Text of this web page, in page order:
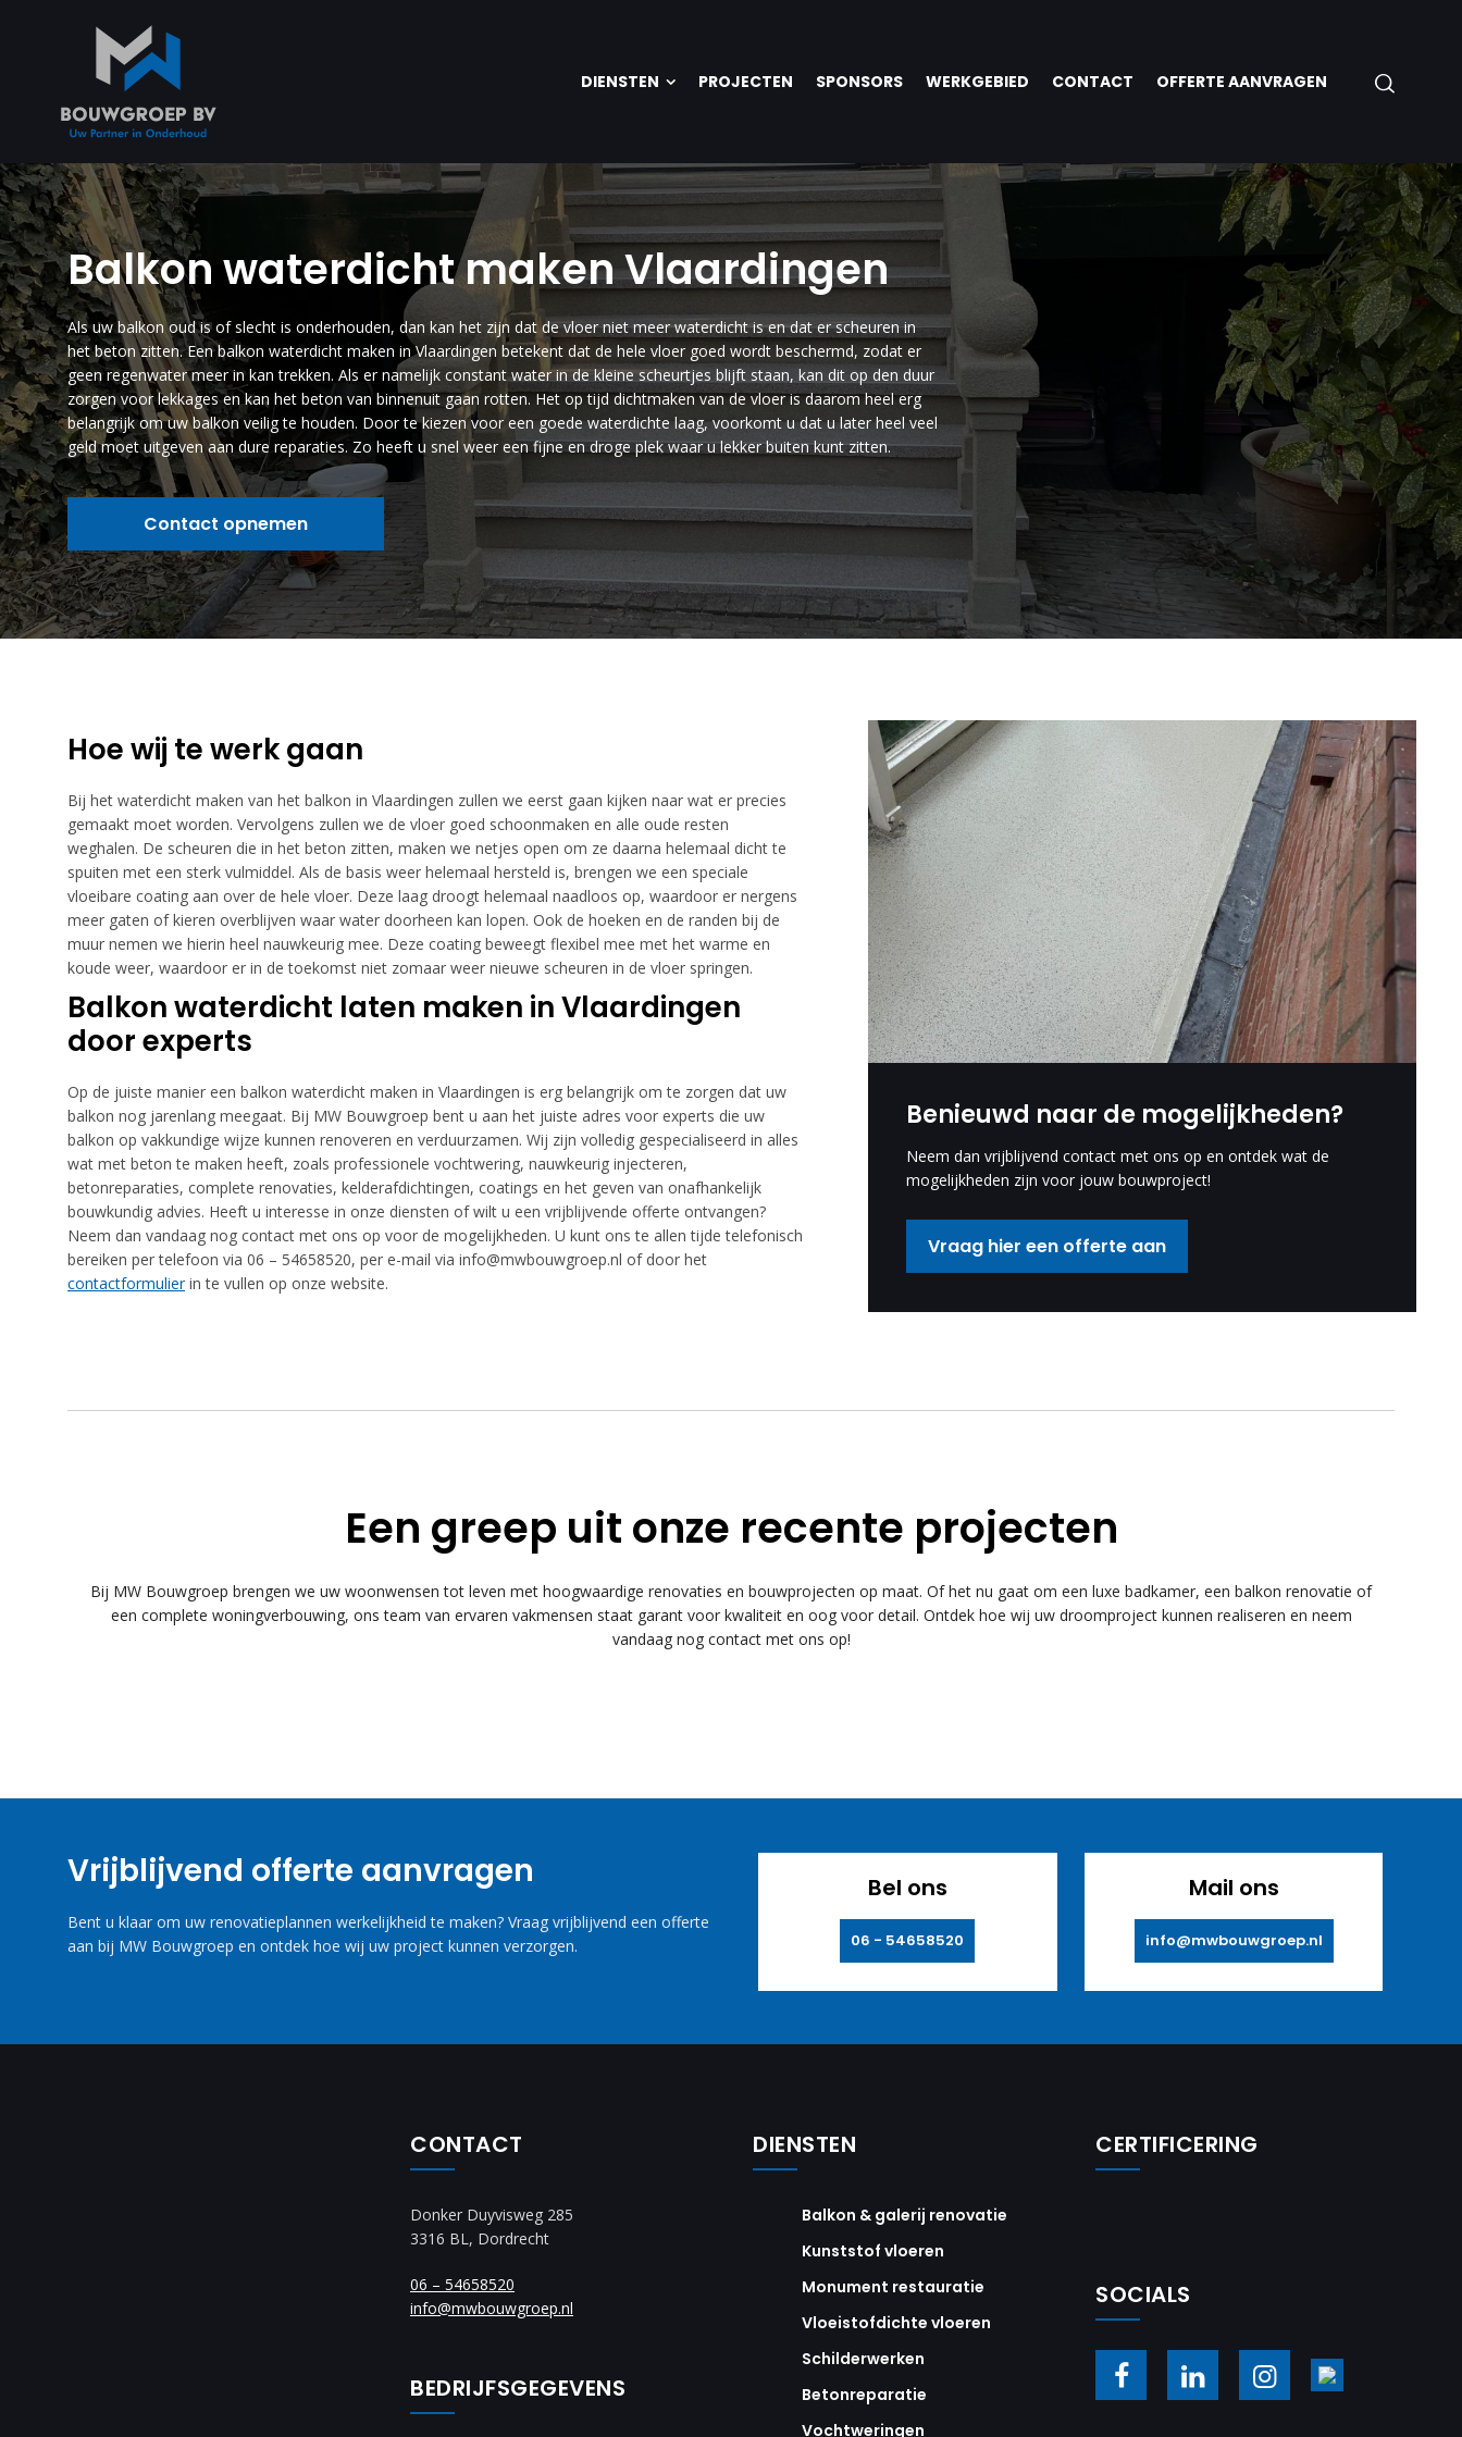
DIENSTEN PROJECTEN SPONSORS WERKGEBIED CONTACT OFFERTE AANVRAGEN
Balkon waterdicht maken Vlaardingen
Als uw balkon oud is of slecht is onderhouden, dan kan het zijn dat de vloer niet meer waterdicht is en dat er scheuren in
het beton zitten. Een balkon waterdicht maken in Vlaardingen betekent dat de hele vloer goed wordt beschermd, zodat er
geen regenwater meer in kan trekken. Als er namelijk constant water in de kleine scheurtjes blijft staan, kan dit op den duur
zorgen voor lekkages en kan het beton van binnenuit gaan rotten. Het op tijd dichtmaken van de vloer is daarom heel erg
belangrijk om uw balkon veilig te houden. Door te kiezen voor een goede waterdichte laag, voorkomt u dat u later heel veel
geld moet uitgeven aan dure reparaties. Zo heeft u snel weer een fijne en droge plek waar u lekker buiten kunt zitten.
Contact opnemen
Hoe wij te werk gaan
Bij het waterdicht maken van het balkon in Vlaardingen zullen we eerst gaan kijken naar wat er precies
gemaakt moet worden. Vervolgens zullen we de vloer goed schoonmaken en alle oude resten
weghalen. De scheuren die in het beton zitten, maken we netjes open om ze daarna helemaal dicht te
spuiten met een sterk vulmiddel. Als de basis weer helemaal hersteld is, brengen we een speciale
vloeibare coating aan over de hele vloer. Deze laag droogt helemaal naadloos op, waardoor er nergens
meer gaten of kieren overblijven waar water doorheen kan lopen. Ook de hoeken en de randen bij de
muur nemen we hierin heel nauwkeurig mee. Deze coating beweegt flexibel mee met het warme en
koude weer, waardoor er in de toekomst niet zomaar weer nieuwe scheuren in de vloer springen.
Balkon waterdicht laten maken in Vlaardingen
door experts
Op de juiste manier een balkon waterdicht maken in Vlaardingen is erg belangrijk om te zorgen dat uw
balkon nog jarenlang meegaat. Bij MW Bouwgroep bent u aan het juiste adres voor experts die uw
balkon op vakkundige wijze kunnen renoveren en verduurzamen. Wij zijn volledig gespecialiseerd in alles
wat met beton te maken heeft, zoals professionele vochtwering, nauwkeurig injecteren,
betonreparaties, complete renovaties, kelderafdichtingen, coatings en het geven van onafhankelijk
bouwkundig advies. Heeft u interesse in onze diensten of wilt u een vrijblijvende offerte ontvangen?
Neem dan vandaag nog contact met ons op voor de mogelijkheden. U kunt ons te allen tijde telefonisch
bereiken per telefoon via 06 – 54658520, per e-mail via info@mwbouwgroep.nl of door het
contactformulierin te vullen op onze website.
Benieuwd naar de mogelijkheden?
Neem dan vrijblijvend contact met ons op en ontdek wat de
mogelijkheden zijn voor jouw bouwproject!
Vraag hier een offerte aan
Een greep uit onze recente projecten
Bij MW Bouwgroep brengen we uw woonwensen tot leven met hoogwaardige renovaties en bouwprojecten op maat. Of het nu gaat om een luxe badkamer, een balkon renovatie of
een complete woningverbouwing, ons team van ervaren vakmensen staat garant voor kwaliteit en oog voor detail. Ontdek hoe wij uw droomproject kunnen realiseren en neem
vandaag nog contact met ons op!
Vrijblijvend offerte aanvragen
Bent u klaar om uw renovatieplannen werkelijkheid te maken? Vraag vrijblijvend een offerte
aan bij MW Bouwgroep en ontdek hoe wij uw project kunnen verzorgen.
Bel ons
06 - 54658520
Mail ons
info@mwbouwgroep.nl
CONTACT
Donker Duyvisweg 285
3316 BL, Dordrecht
06 – 54658520
info@mwbouwgroep.nl
BEDRIJFSGEGEVENS
DIENSTEN
Balkon & galerij renovatie
Kunststof vloeren
Monument restauratie
Vloeistofdichte vloeren
Schilderwerken
Betonreparatie
Vochtweringen
CERTIFICERING
SOCIALS